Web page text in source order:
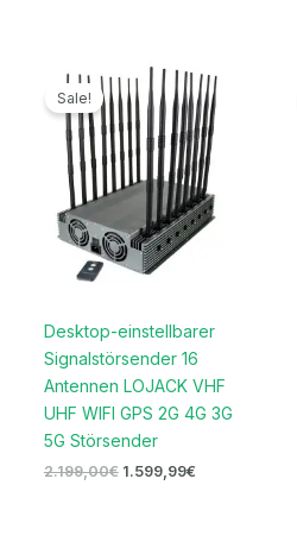
Sale!
Desktop-einstellbarer
Signalstörsender 16
Antennen LOJACK VHF
UHF WIFI GPS 2G 4G 3G
5G Störsender
2.199,00€
Ursprünglicher
Preis
war:
2.199,00€
1.599,99€
Preis
ist:
1.599,99€.